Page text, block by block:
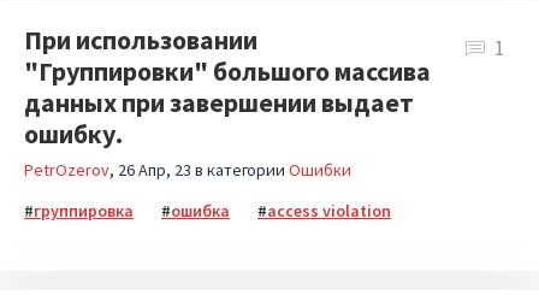
1
При использовании
"Группировки" большого массива
данных при завершении выдает
ошибку.
PetrOzerov 26 Апр, 23 в категории Ошибки
группировка
ошибка access violation